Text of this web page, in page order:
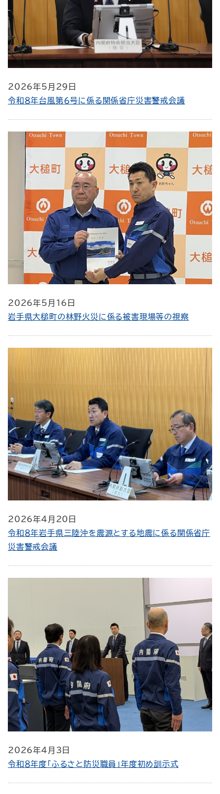
2026年5月29日
令和８年台風第６号に係る関係省庁災害警戒会議
2026年5月16日
岩手県大槌町の林野火災に係る被害現場等の視察
2026年4月20日
令和８年岩手県三陸沖を震源とする地震に係る関係省庁
災害警戒会議
2026年4月3日
令和８年度「ふるさと防災職員」年度初め訓示式